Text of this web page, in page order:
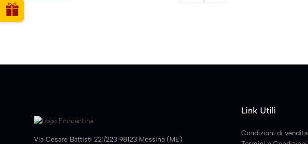
Via Cesare Battisti 221/223 98123 Messina (ME)
Link Utili
Condizioni di vendita